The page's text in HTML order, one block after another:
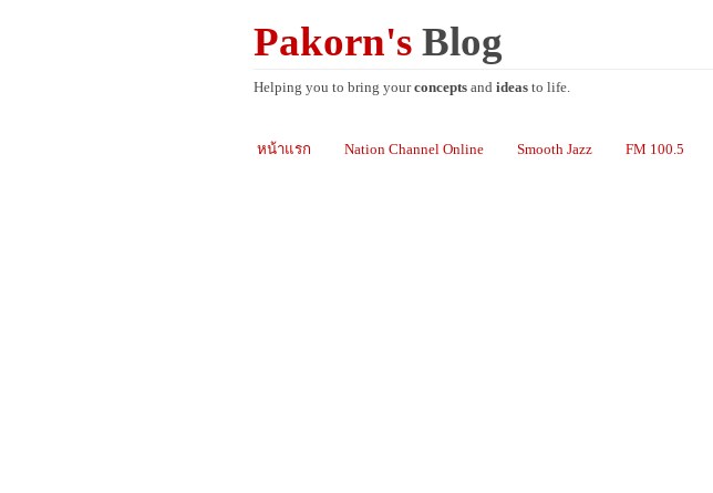
Pakorn's Blog
Helping you to bring yourconcepts and ideas to life.
หน้าแรก Nation Channel Online Smooth Jazz FM 100.5